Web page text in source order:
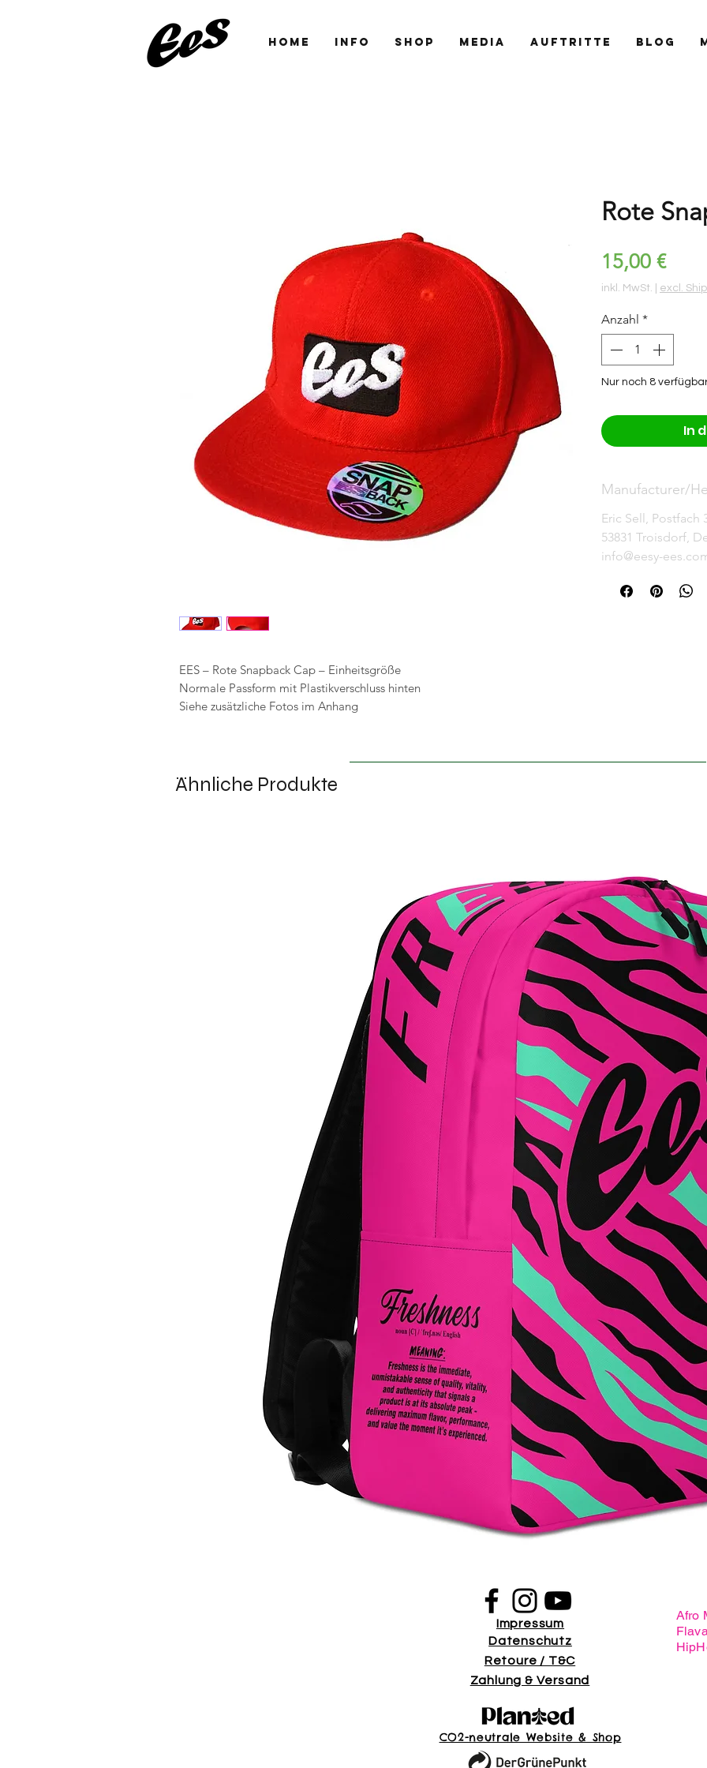
HOME INFO SHOP MEDIA AUFTRITTE BLOG
EES – Rote Snapback Cap – Einheitsgröße
Normale Passform mit Plastikverschluss hinten
Siehe zusätzliche Fotos im Anhang
Rote
15,00 €
inkl. MwSt. excl.
Anzahl *
Nur noch 8
In
Manufacturer/
Eric Sell, Postfach
53831 Troisdorf,
info@eesy-
Ähnliche Produkte
Impressum
Datenschutz
Retoure / T&C
Afro
Zahlung & Versand
CO2-neutrale Website & Shop